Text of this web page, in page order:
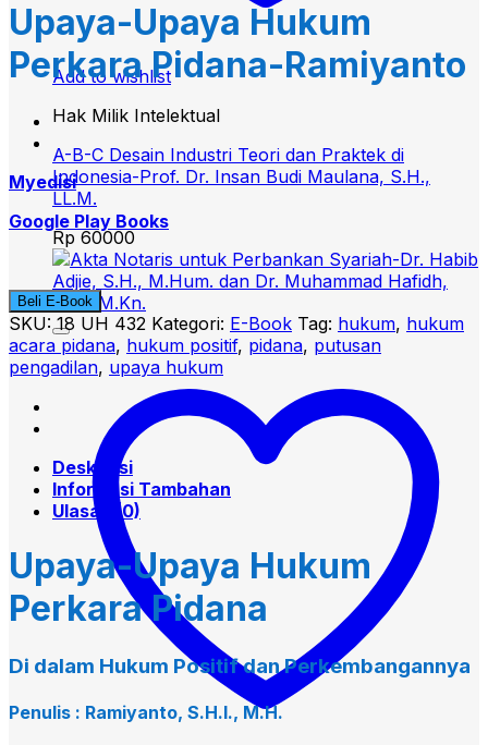
Add to wishlist
Hak Milik Intelektual
A-B-C Desain Industri Teori dan Praktek di
Indonesia-Prof. Dr. Insan Budi Maulana, S.H.,
LL.M.
Rp 60000
Upaya-Upaya Hukum
Perkara Pidana-Ramiyanto
Myedisi
Google Play Books
Beli E-Book
SKU:18 UH 432 Kategori: E-Book Tag: hukum, hukum
acara pidana, hukum positif, pidana, putusan
pengadilan, upaya hukum
Deskripsi
Informasi Tambahan
Ulasan (0)
Upaya-Upaya Hukum
Perkara Pidana
Di dalam Hukum Positif dan Perkembangannya
Penulis : Ramiyanto, S.H.I., M.H.